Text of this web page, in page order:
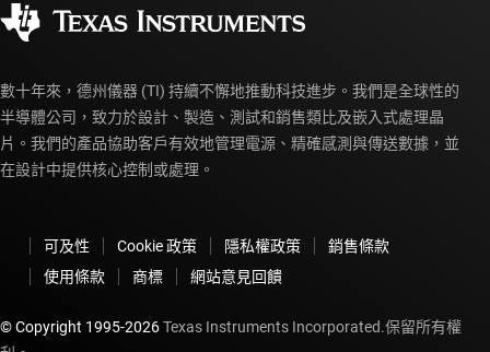
myTI 帳戶常見問題解答
數十年來，德州儀器 (TI) 持續不懈地推動科技進步。我們是全球性的
半導體公司，致力於設計、製造、測試和銷售類比及嵌入式處理晶
片。我們的產品協助客戶有效地管理電源、精確感測與傳送數據，並
在設計中提供核心控制或處理。
可及性 Cookie 政策 隱私權政策
銷售條款
使用條款
商標 網站意見回饋
© Copyright 1995-2026Texas Instruments Incorporated.保留所有權